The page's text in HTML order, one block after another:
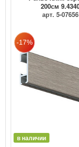
200см
арт. 5-07656
в наличии